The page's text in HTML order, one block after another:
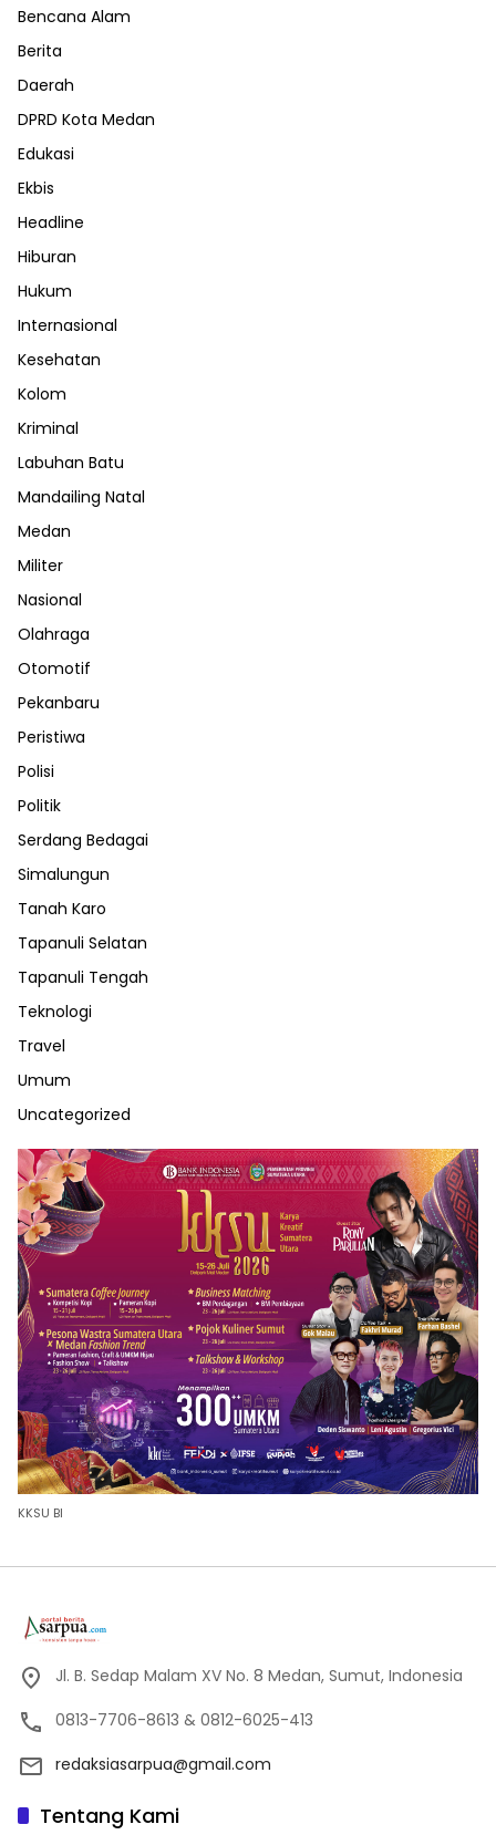
Bencana Alam
Berita
Daerah
DPRD Kota Medan
Edukasi
Ekbis
Headline
Hiburan
Hukum
Internasional
Kesehatan
Kolom
Kriminal
Labuhan Batu
Mandailing Natal
Medan
Militer
Nasional
Olahraga
Otomotif
Pekanbaru
Peristiwa
Polisi
Politik
Serdang Bedagai
Simalungun
Tanah Karo
Tapanuli Selatan
Tapanuli Tengah
Teknologi
Travel
Umum
Uncategorized
KKSU BI
Jl. B. Sedap Malam XV No. 8 Medan, Sumut, Indonesia
0813-7706-8613 & 0812-6025-413
redaksiasarpua@gmail.com
Tentang Kami